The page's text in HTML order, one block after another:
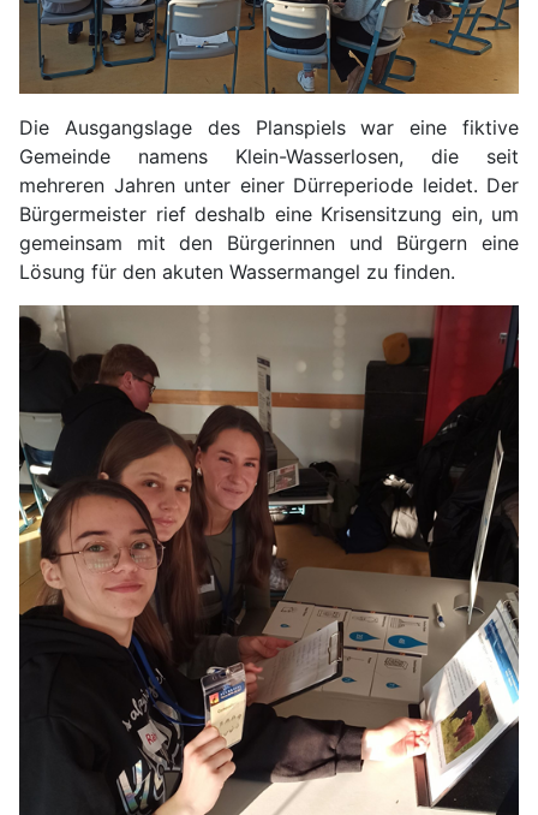
Die Ausgangslage des Planspiels war eine fiktive
Gemeinde namens Klein-Wasserlosen, die seit
mehreren Jahren unter einer Dürreperiode leidet. Der
Bürgermeister rief deshalb eine Krisensitzung ein, um
gemeinsam mit den Bürgerinnen und Bürgern eine
Lösung für den akuten Wassermangel zu finden.